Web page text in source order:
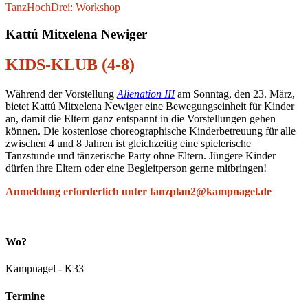
TanzHochDrei: Workshop
Kattú Mitxelena Newiger
KIDS-KLUB (4-8)
Während der Vorstellung Alienation III am Sonntag, den 23. März,
bietet Kattú Mitxelena Newiger eine Bewegungseinheit für Kinder
an, damit die Eltern ganz entspannt in die Vorstellungen gehen
können. Die kostenlose choreographische Kinderbetreuung für alle
zwischen 4 und 8 Jahren ist gleichzeitig eine spielerische
Tanzstunde und tänzerische Party ohne Eltern. Jüngere Kinder
dürfen ihre Eltern oder eine Begleitperson gerne mitbringen!
Anmeldung erforderlich unter tanzplan2@kampnagel.de
Wo?
Kampnagel - K33
Termine